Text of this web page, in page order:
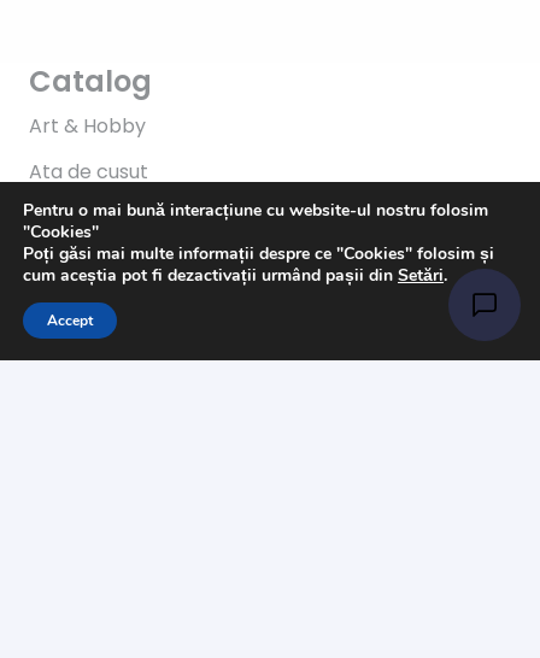
Catalog
Art & Hobby
Ata de cusut
Pasmanterie
Tesaturi
Accesorii
Informații
Pentru o mai bună interacțiune cu website-ul nostru folosim
"Cookies"
Poți găsi mai multe informații despre ce "Cookies" folosim și
cum aceștia pot fi dezactivații urmând pașii din Setări.
Accept